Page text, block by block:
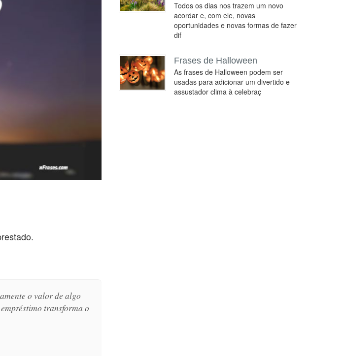
o valor de algo
transforma o
Todos os dias nos trazem um novo
acordar e, com ele, novas
oportunidades e novas formas de fazer
dif
Frases de Halloween
As frases de Halloween podem ser
usadas para adicionar um divertido e
assustador clima à celebraç